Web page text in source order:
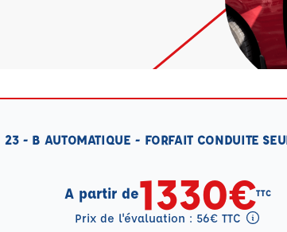
23 - B AUTOMATIQUE - FORFAIT CONDUITE
A partir de1330€TTC
Prix de l'évaluation : 56€ TTC